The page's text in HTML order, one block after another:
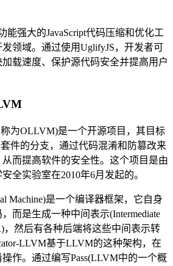
能强大的JavaScript代码压缩和优化工
领域。通过使用UglifyJS，开发者可
载速度、保护源代码安全并提高用户
为OLLVM)是一个开源项目，其目标
件的分支，通过代码混淆和防篡改来
而提高软件的安全性。这个项目是由
全实验室在2010年6月发起的。
Machine)是一个编译器框架，它自身
而是生成一种中间表示(Intermediate
，然后有各种后端将这些中间表示转
LLVM基于LLVM的这种架构，在
作。通过编写Pass(LLVM中的一个概